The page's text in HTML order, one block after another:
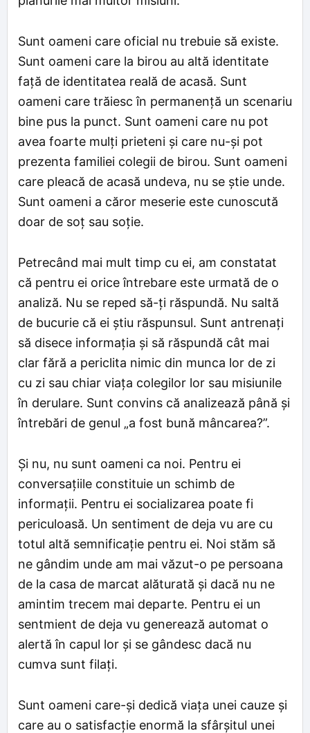
Sunt oameni care oficial nu trebuie să existe.
Sunt oameni care la birou au altă identitate
față de identitatea reală de acasă. Sunt
oameni care trăiesc în permanență un scenariu
bine pus la punct. Sunt oameni care nu pot
avea foarte mulți prieteni și care nu-și pot
prezenta familiei colegii de birou. Sunt oameni
care pleacă de acasă undeva, nu se știe unde.
Sunt oameni a căror meserie este cunoscută
doar de soț sau soție.
Petrecând mai mult timp cu ei, am constatat
că pentru ei orice întrebare este urmată de o
analiză. Nu se reped să-ți răspundă. Nu saltă
de bucurie că ei știu răspunsul. Sunt antrenați
să disece informația și să răspundă cât mai
clar fără a periclita nimic din munca lor de zi
cu zi sau chiar viața colegilor lor sau misiunile
în derulare. Sunt convins că analizează până și
întrebări de genul „a fost bună mâncarea?”.
Și nu, nu sunt oameni ca noi. Pentru ei
conversațiile constituie un schimb de
informații. Pentru ei socializarea poate fi
periculoasă. Un sentiment de deja vu are cu
totul altă semnificație pentru ei. Noi stăm să
ne gândim unde am mai văzut-o pe persoana
de la casa de marcat alăturată și dacă nu ne
amintim trecem mai departe. Pentru ei un
sentmient de deja vu generează automat o
alertă în capul lor și se gândesc dacă nu
cumva sunt filați.
Sunt oameni care-și dedică viața unei cauze și
care au o satisfacție enormă la sfârșitul unei